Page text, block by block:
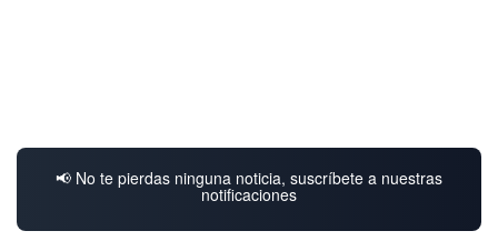
📢 No te pierdas ninguna noticia, suscríbete a nuestras
notificaciones